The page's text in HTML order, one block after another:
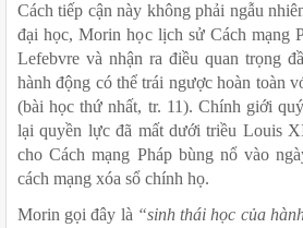
Cách tiếp cận này không phải ngẫu
đại học, Morin học lịch sử Cách mạng
Lefebvre và nhận ra điều quan trọng
hành động có thể trái ngược hoàn toàn
(bài học thứ nhất, tr. 11). Chính giới
lại quyền lực đã mất dưới triều Louis
cho Cách mạng Pháp bùng nổ vào
cách mạng xóa sổ chính họ.
Morin gọi đây là “sinh thái học của